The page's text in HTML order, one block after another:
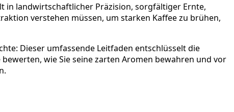
in landwirtschaftlicher Präzision, sorgfältiger Ernte,
verstehen müssen, um starken Kaffee zu brühen,
Dieser umfassende Leitfaden entschlüsselt die
wie Sie seine zarten Aromen bewahren und vor